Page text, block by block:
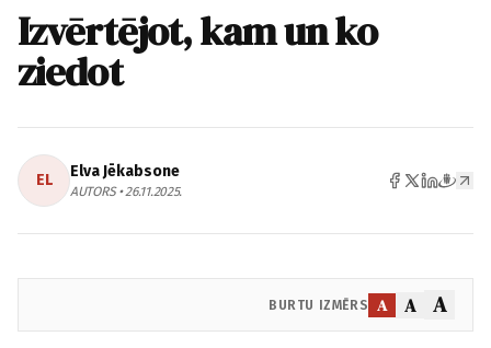
Izvērtējot, kam un ko
ziedot
EL Elva Jēkabsone
AUTORS • 26.11.2025.
BURTU IZMĒRS A A A